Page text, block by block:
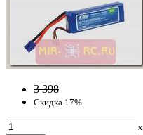
3 398
Скидка 17%
x